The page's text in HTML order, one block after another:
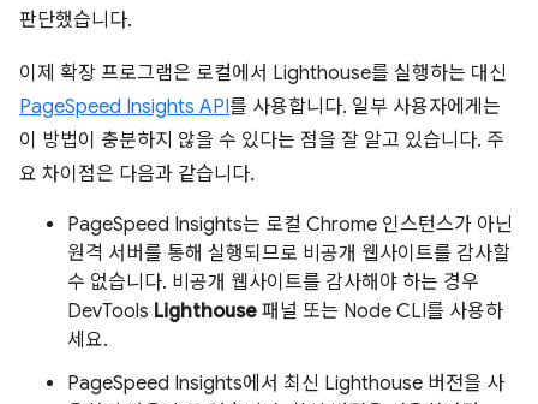
판단했습니다.
이제 확장 프로그램은 로컬에서 Lighthouse를 실행하는 대신
PageSpeed Insights API를 사용합니다. 일부 사용자에게는
이 방법이 충분하지 않을 수 있다는 점을 잘 알고 있습니다. 주
요 차이점은 다음과 같습니다.
PageSpeed Insights는 로컬 Chrome 인스턴스가 아닌
원격 서버를 통해 실행되므로 비공개 웹사이트를 감사할
수 없습니다. 비공개 웹사이트를 감사해야 하는 경우
DevTools Lighthouse 패널 또는 Node CLI를 사용하
세요.
PageSpeed Insights에서 최신 Lighthouse 버전을 사